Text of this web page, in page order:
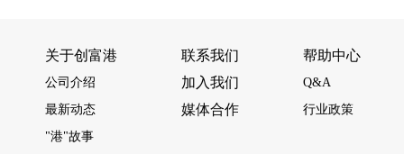
关于创富港
公司介绍
最新动态
"港"故事
联系我们
加入我们
媒体合作
帮助中心
Q&A
行业政策